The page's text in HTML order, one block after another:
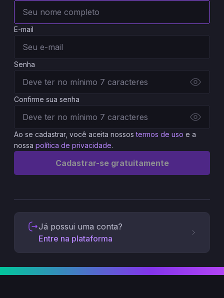
E-mail
Senha
Confirme sua senha
Ao se cadastrar, você aceita nossos termos de uso e a
nossa política de privacidade.
Cadastrar-se gratuitamente
Já possui uma conta?
Entre na plataforma